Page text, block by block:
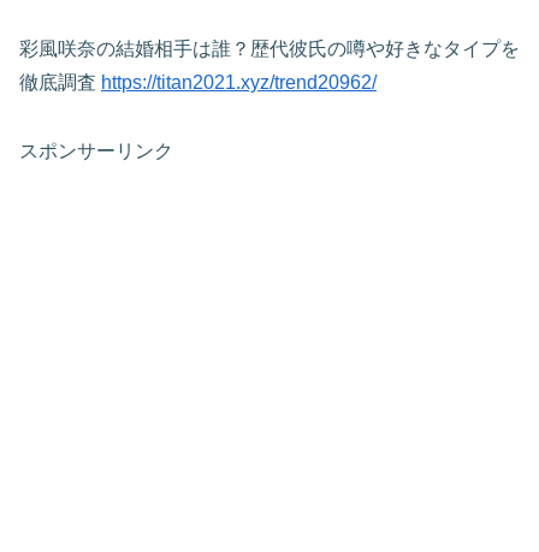
彩風咲奈の結婚相手は誰？歴代彼氏の噂や好きなタイプを
徹底調査 https://titan2021.xyz/trend20962/
スポンサーリンク